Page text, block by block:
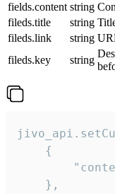
fields.content string
fileds.title
string
fileds.link
string
fileds.key
string
    {
    },